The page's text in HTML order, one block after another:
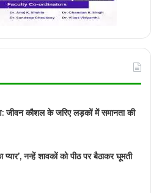
जीवन कौशल के जरिए लड़कों में समानता की
प्यार’, नन्हें शावकों को पीठ पर बैठाकर घूमती